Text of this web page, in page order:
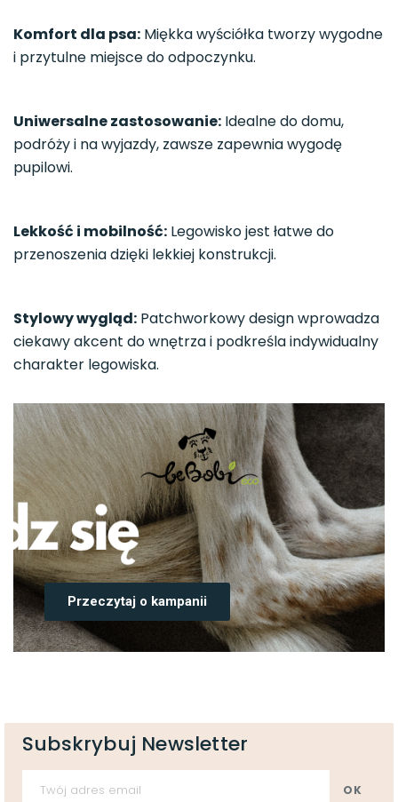
Komfort dla psa: Miękka wyściółka tworzy wygodne
i przytulne miejsce do odpoczynku.
Uniwersalne zastosowanie: Idealne do domu,
podróży i na wyjazdy, zawsze zapewnia wygodę
pupilowi.
Lekkość i mobilność: Legowisko jest łatwe do
przenoszenia dzięki lekkiej konstrukcji.
Stylowy wygląd: Patchworkowy design wprowadza
ciekawy akcent do wnętrza i podkreśla indywidualny
charakter legowiska.
Przeczytaj o kampanii
Subskrybuj Newsletter